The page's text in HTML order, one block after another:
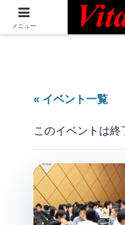
日本最大級の英語コミ
« イベント一覧
このイベントは終
メニュー